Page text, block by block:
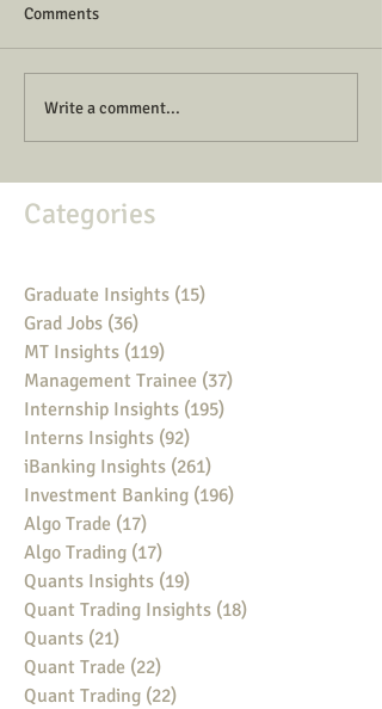
Comments
Write a comment...
Categories
Graduate Insights (15)
Grad Jobs (36)
MT Insights (119)
Management Trainee (37)
Internship Insights (195)
Interns Insights (92)
iBanking Insights (261)
Investment Banking (196)
Algo Trade (17)
Algo Trading (17)
Quants Insights (19)
Quant Trading Insights (18)
Quants (21)
Quant Trade (22)
Quant Trading (22)